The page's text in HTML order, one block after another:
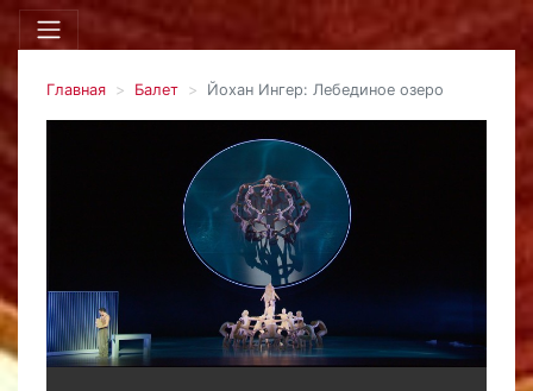
Главная Балет Йохан Ингер: Лебединое озеро